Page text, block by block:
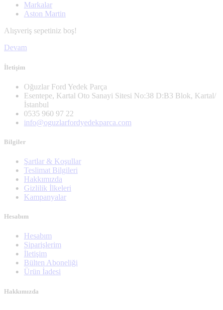
Markalar
Aston Martin
Alışveriş sepetiniz boş!
Devam
İletişim
Oğuzlar Ford Yedek Parça
Esentepe, Kartal Oto Sanayi Sitesi No:38 D:B3 Blok, Kartal/
İstanbul
0535 960 97 22
info@oguzlarfordyedekparca.com
Bilgiler
Şartlar & Koşullar
Teslimat Bilgileri
Hakkımızda
Gizlilik İlkeleri
Kampanyalar
Hesabım
Hesabım
Siparişlerim
İletişim
Bülten Aboneliği
Ürün İadesi
Hakkımızda